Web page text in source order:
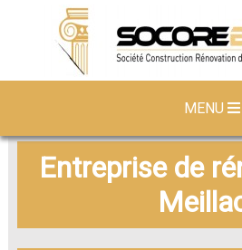
MENU
Entreprise de